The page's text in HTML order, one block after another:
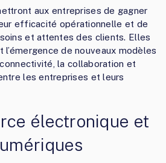
aux entreprises de gagner
efficacité opérationnelle et de
et attentes des clients. Elles
de nouveaux modèles
la collaboration et
les entreprises et leurs
électronique et